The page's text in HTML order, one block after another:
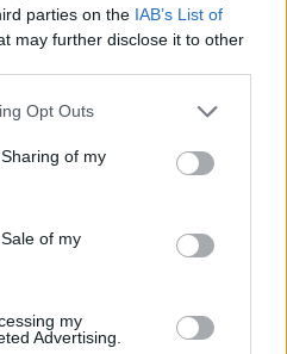
parties on the IAB’s List of
may further disclose it to other
app uses one or more Google
behaviour. You may click to
and its third-party tags to
purposes in below Google
Opt Outs
of my
of my
my
Advertising.
kiadásakor 2026-ban?